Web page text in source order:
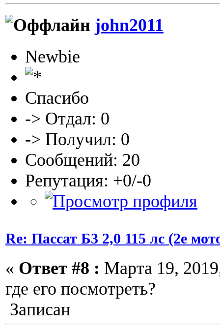
john2011
Newbie
Спасибо
-> Отдал: 0
-> Получил: 0
Сообщений: 20
Репутация: +0/-0
Re: Пассат Б3 2,0 115 лс (2е
« Ответ #8 : Марта 19,
где его посмотреть?
Записан